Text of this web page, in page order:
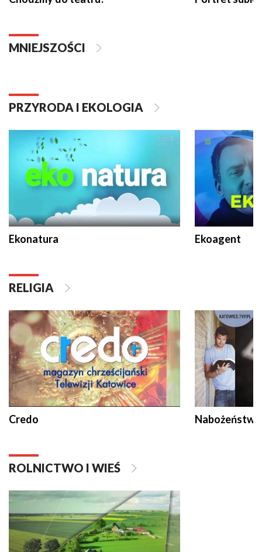
MNIEJSZOŚCI
PRZYRODA I EKOLOGIA
Ekonatura Ekoagent
RELIGIA
Credo
ROLNICTWO I WIEŚ